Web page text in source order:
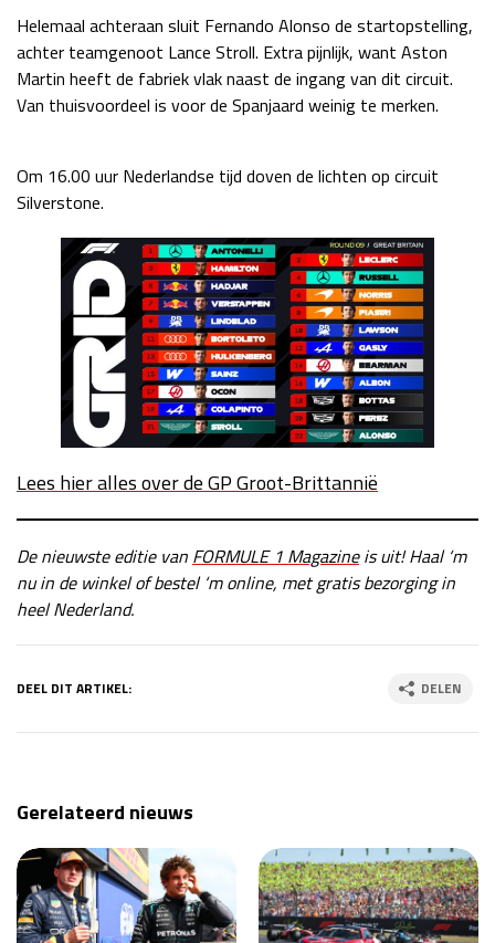
Helemaal achteraan sluit Fernando Alonso de startopstelling,
achter teamgenoot Lance Stroll. Extra pijnlijk, want Aston
Martin heeft de fabriek vlak naast de ingang van dit circuit.
Van thuisvoordeel is voor de Spanjaard weinig te merken.
Om 16.00 uur Nederlandse tijd doven de lichten op circuit
Silverstone.
Lees hier alles over de GP Groot-Brittannië
De nieuwste editie van FORMULE 1 Magazineis uit! Haal ‘m
nu in de winkel of bestel ‘m online, met gratis bezorging in
heel Nederland.
DEEL DIT ARTIKEL: DELEN
Gerelateerd nieuws